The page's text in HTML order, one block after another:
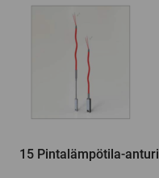
15 Pintalämpötila-anturi